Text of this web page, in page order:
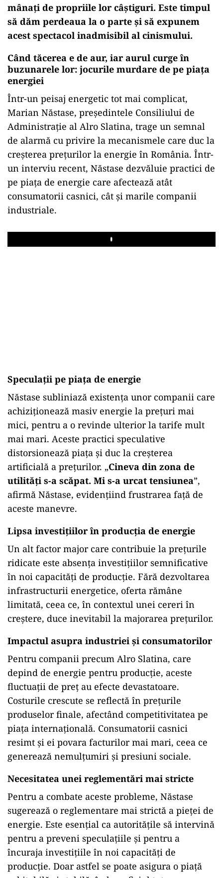
mânați de propriile lor câștiguri. Este timpul
să dăm perdeaua la o parte și să expunem
acest spectacol inadmisibil al cinismului.
Când tăcerea e de aur, iar aurul curge în
buzunarele lor: jocurile murdare de pe piața
energiei
Într-un peisaj energetic tot mai complicat,
Marian Năstase, președintele Consiliului de
Administrație al Alro Slatina, trage un semnal
de alarmă cu privire la mecanismele care duc la
creșterea prețurilor la energie în România. Într-
un interviu recent, Năstase dezvăluie practici de
pe piața de energie care afectează atât
consumatorii casnici, cât și marile companii
industriale.
Play
Speculații pe piața de energie
Năstase subliniază existența unor companii care
achiziționează masiv energie la prețuri mai
mici, pentru a o revinde ulterior la tarife mult
mai mari. Aceste practici speculative
distorsionează piața și duc la creșterea
artificială a prețurilor. „Cineva din zona de
utilități s-a scăpat. Mi s-a urcat tensiunea”,
afirmă Năstase, evidențiind frustrarea față de
aceste manevre.
Lipsa investițiilor în producția de energie
Un alt factor major care contribuie la prețurile
ridicate este absența investițiilor semnificative
în noi capacități de producție. Fără dezvoltarea
infrastructurii energetice, oferta rămâne
limitată, ceea ce, în contextul unei cereri în
creștere, duce inevitabil la majorarea prețurilor.
Impactul asupra industriei și consumatorilor
Pentru companii precum Alro Slatina, care
depind de energie pentru producție, aceste
fluctuații de preț au efecte devastatoare.
Costurile crescute se reflectă în prețurile
produselor finale, afectând competitivitatea pe
piața internațională. Consumatorii casnici
resimt și ei povara facturilor mai mari, ceea ce
generează nemulțumiri și presiuni sociale.
Necesitatea unei reglementări mai stricte
Pentru a combate aceste probleme, Năstase
sugerează o reglementare mai strictă a pieței de
energie. Este esențial ca autoritățile să intervină
pentru a preveni speculațiile și pentru a
încuraja investițiile în noi capacități de
producție. Doar astfel se poate asigura o piață